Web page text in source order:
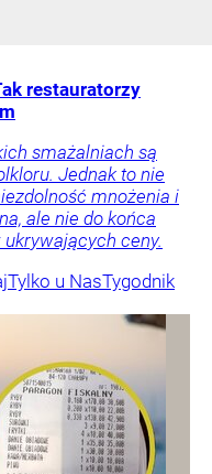
restauratorzy
smażalniach są
Jednak to nie
mnożenia i
ale nie do końca
ceny.
Tylko u NasTygodnik